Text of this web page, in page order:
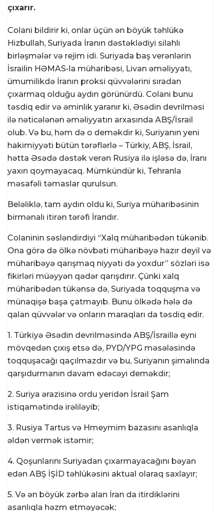
çıxarır.
Colani bildirir ki, onlar üçün ən böyük təhlükə
Hizbullah, Suriyada İranın dəstəklədiyi silahlı
birləşmələr və rejim idi. Suriyada baş verənlərin
İsrailin HƏMAS-la müharibəsi, Livan əməliyyatı,
ümumilikdə İranın proksi qüvvələrini sıradan
çıxarmaq olduğu aydın görünürdü. Colani bunu
təsdiq edir və əminlik yaranır ki, Əsədin devrilməsi
ilə nəticələnən əməliyyatın arxasında ABŞ/İsrail
olub. Və bu, həm də o deməkdir ki, Suriyanın yeni
hakimiyyəti bütün tərəflərlə – Türkiy, ABŞ, İsrail,
hətta Əsədə dəstək verən Rusiya ilə işləsə də, İranı
yaxın qoymayacaq. Mümkündür ki, Tehranla
məsafəli təmaslar qurulsun.
Beləliklə, tam aydın oldu ki, Suriya müharibəsinin
birmənalı itirən tərəfi İrandır.
Colaninin səsləndirdiyi “Xalq müharibədən tükənib.
Ona görə də ölkə növbəti müharibəyə hazır deyil və
müharibəyə qarışmaq niyyəti də yoxdur” sözləri isə
fikirləri müəyyən qədər qarışdırır. Çünki xalq
müharibədən tükənsə də, Suriyada toqquşma və
münaqişə başa çatmayıb. Bunu ölkədə hələ də
qalan qüvvələr və onların maraqları da təsdiq edir.
1. Türkiyə Əsədin devrilməsində ABŞ/İsraillə eyni
mövqedən çıxış etsə də, PYD/YPG məsələsində
toqquşacağı qaçılmazdır və bu, Suriyanın şimalında
qarşıdurmanın davam edəcəyi deməkdir;
2. Suriya ərazisinə ordu yeridən İsrail Şam
istiqamətində irəliləyib;
3. Rusiya Tartus və Hmeymim bazasını asanlıqla
əldən vermək istəmir;
4. Qoşunlarını Suriyadan çıxarmayacağını bəyan
edən ABŞ İŞİD təhlükəsini aktual olaraq saxlayır;
5. Və ən böyük zərbə alan İran da itirdiklərini
asanlıqla həzm etməyəcək;